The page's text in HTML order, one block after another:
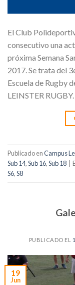
El Club
consecutivo una
próxima Semana
2017. Se trata del
Escuela de Rugby
LEINSTER
Publicado enCampus
Sub 14,Sub 16,Sub 18
S6,S8
PUBLICADO EL
19
Jun